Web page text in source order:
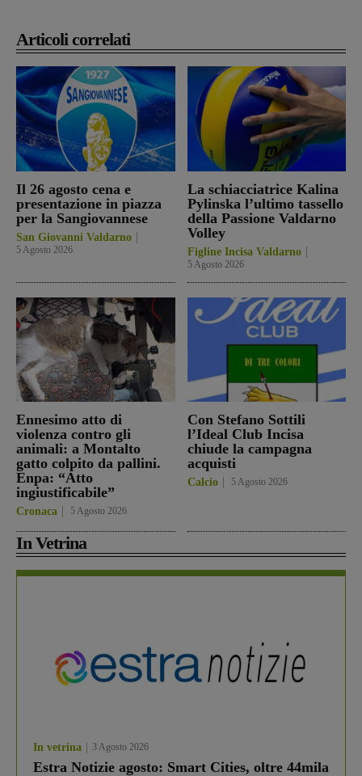
Articoli correlati
Il 26 agosto cena e
presentazione in piazza
per la Sangiovannese
San Giovanni Valdarno
5 Agosto 2026
La schiacciatrice Kalina
Pylinska l’ultimo tassello
della Passione Valdarno
Volley
Figline Incisa Valdarno
5 Agosto 2026
Ennesimo atto di
violenza contro gli
animali: a Montalto
gatto colpito da pallini.
Enpa: “Atto
ingiustificabile”
Cronaca 5 Agosto 2026
Con Stefano Sottili
l’Ideal Club Incisa
chiude la campagna
acquisti
Calcio 5 Agosto 2026
In Vetrina
In vetrina 3 Agosto 2026
Estra Notizie agosto: Smart Cities, oltre 44mila